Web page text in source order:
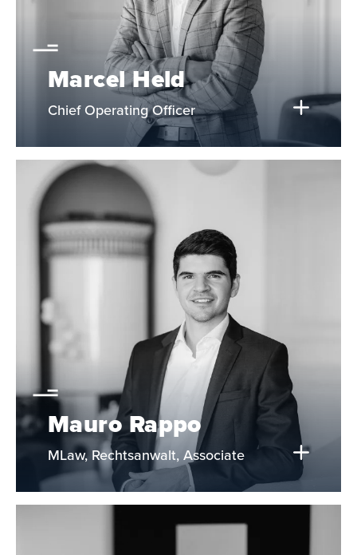
Marcel Held
Chief Operating Officer
Mauro Rappo
MLaw, Rechtsanwalt, Associate